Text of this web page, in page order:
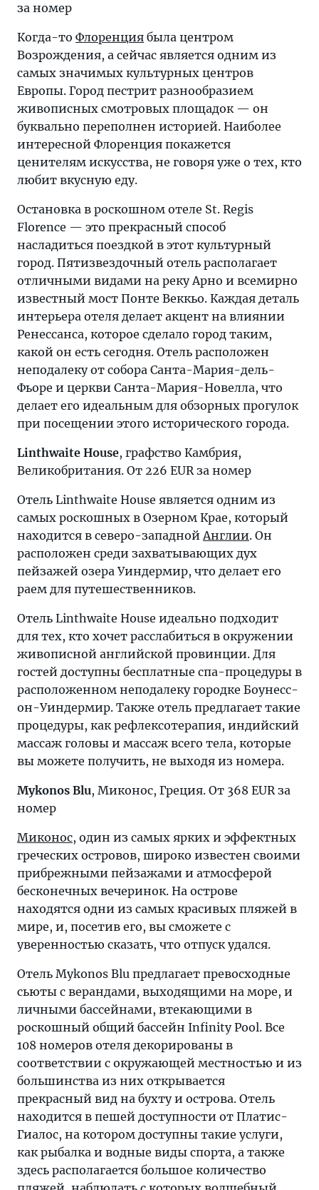
за номер
Когда-то Флоренция была центром
Возрождения, а сейчас является одним из
самых значимых культурных центров
Европы. Город пестрит разнообразием
живописных смотровых площадок — он
буквально переполнен историей. Наиболее
интересной Флоренция покажется
ценителям искусства, не говоря уже о тех, кто
любит вкусную еду.
Остановка в роскошном отеле St. Regis
Florence — это прекрасный способ
насладиться поездкой в этот культурный
город. Пятизвездочный отель располагает
отличными видами на реку Арно и всемирно
известный мост Понте Веккьо. Каждая деталь
интерьера отеля делает акцент на влиянии
Ренессанса, которое сделало город таким,
какой он есть сегодня. Отель расположен
неподалеку от собора Санта-Мария-дель-
Фьоре и церкви Санта-Мария-Новелла, что
делает его идеальным для обзорных прогулок
при посещении этого исторического города.
Linthwaite House, графство Камбрия,
Великобритания. От 226 EUR за номер
Отель Linthwaite House является одним из
самых роскошных в Озерном Крае, который
находится в северо-западнойАнглии. Он
расположен среди захватывающих дух
пейзажей озера Уиндермир, что делает его
раем для путешественников.
Отель Linthwaite House идеально подходит
для тех, кто хочет расслабиться в окружении
живописной английской провинции. Для
гостей доступны бесплатные спа-процедуры в
расположенном неподалеку городке Боунесс-
он-Уиндермир. Также отель предлагает такие
процедуры, как рефлексотерапия, индийский
массаж головы и массаж всего тела, которые
вы можете получить, не выходя из номера.
Mykonos Blu, Миконос, Греция. От 368 EUR за
номер
Миконос, один из самых ярких и эффектных
греческих островов, широко известен своими
прибрежными пейзажами и атмосферой
бесконечных вечеринок. На острове
находятся одни из самых красивых пляжей в
мире, и, посетив его, вы сможете с
уверенностью сказать, что отпуск удался.
Отель Mykonos Blu предлагает превосходные
сьюты с верандами, выходящими на море, и
личными бассейнами, втекающими в
роскошный общий бассейн Infinity Pool. Все
108 номеров отеля декорированы в
соответствии с окружающей местностью и из
большинства из них открывается
прекрасный вид на бухту и острова. Отель
находится в пешей доступности от Платис-
Гиалос, на котором доступны такие услуги,
как рыбалка и водные виды спорта, а также
здесь располагается большое количество